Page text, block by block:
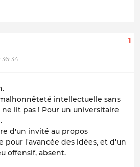
1
intellectuelle sans
lit pas ! Pour un universitaire
d'un invité au propos
l'avancée des idées, et d'un
offensif, absent.